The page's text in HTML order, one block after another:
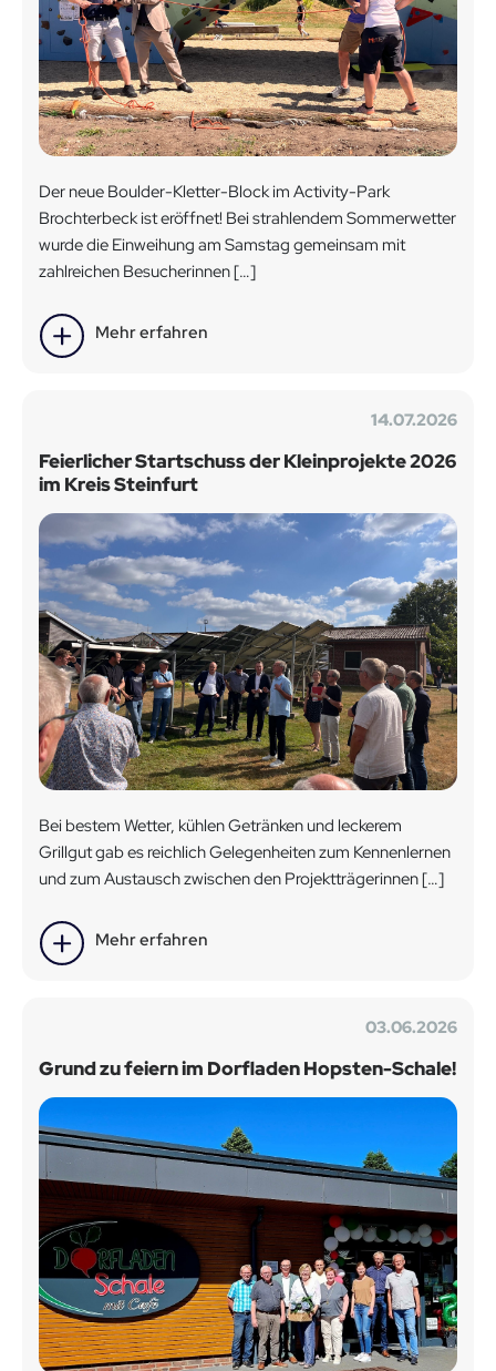
Der neue Boulder-Kletter-Block im Activity-Park
Brochterbeck ist eröffnet! Bei strahlendem Sommerwetter
wurde die Einweihung am Samstag gemeinsam mit
zahlreichen Besucherinnen […]
Mehr erfahren
14.07.2026
Feierlicher Startschuss der Kleinprojekte 2026
im Kreis Steinfurt
Bei bestem Wetter, kühlen Getränken und leckerem
Grillgut gab es reichlich Gelegenheiten zum Kennenlernen
und zum Austausch zwischen den Projektträgerinnen […]
Mehr erfahren
03.06.2026
Grund zu feiern im Dorfladen Hopsten-Schale!